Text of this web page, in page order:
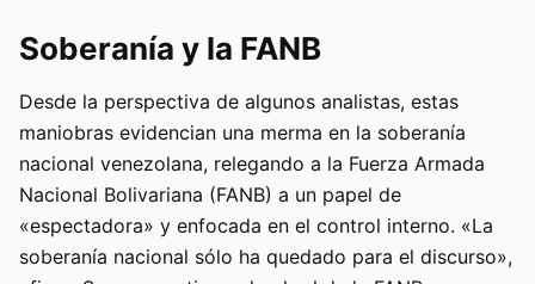
Soberanía y la FANB
Desde la perspectiva de algunos analistas, estas
maniobras evidencian una merma en la soberanía
nacional venezolana, relegando a la Fuerza Armada
Nacional Bolivariana (FANB) a un papel de
«espectadora» y enfocada en el control interno. «La
soberanía nacional sólo ha quedado para el discurso»,